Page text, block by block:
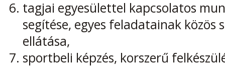
tagjai egyesülettel kapcsolatos
segítése, egyes feladatainak közös
ellátása,
sportbeli képzés, korszerű